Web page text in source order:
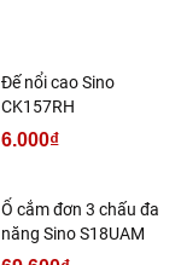
Đế nổi cao Sino
CK157RH
6.000₫
Ổ cắm đơn 3 chấu đa
năng Sino S18UAM